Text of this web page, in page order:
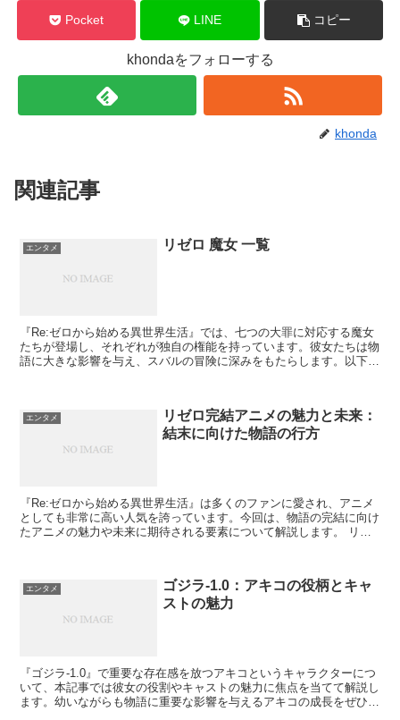
Pocket LINE コピー
khondaをフォローする
khonda
関連記事
エンタメ リゼロ 魔女 一覧
『Re:ゼロから始める異世界生活』では、七つの大罪に対応する魔女
たちが登場し、それぞれが独自の権能を持っています。彼女たちは物
語に大きな影響を与え、スバルの冒険に深みをもたらします。以下に
エンタメ
リゼロ完結アニメの魅力と未来：
結末に向けた物語の行方
『Re:ゼロから始める異世界生活』は多くのファンに愛され、アニメ
としても非常に高い人気を誇っています。今回は、物語の完結に向け
たアニメの魅力や未来に期待される要素について解説します。 リゼ
エンタメ
ゴジラ-1.0：アキコの役柄とキャ
ストの魅力
『ゴジラ-1.0』で重要な存在感を放つアキコというキャラクターにつ
いて、本記事では彼女の役割やキャストの魅力に焦点を当てて解説し
ます。幼いながらも物語に重要な影響を与えるアキコの成長をぜひご